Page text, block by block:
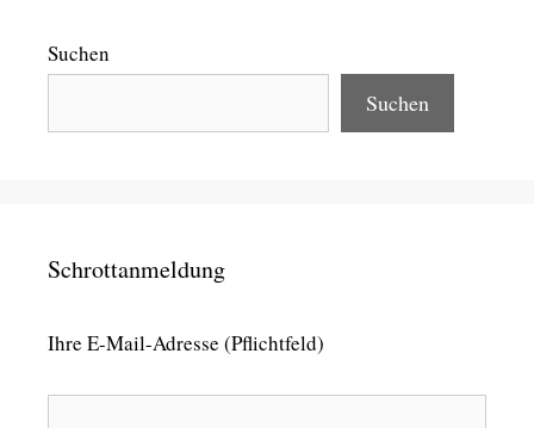
Suchen
Suchen
Schrottanmeldung
Ihre E-Mail-Adresse (Pflichtfeld)